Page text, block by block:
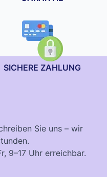
SICHERE ZAHLUNG
Sie uns – wir
9–17 Uhr erreichbar.